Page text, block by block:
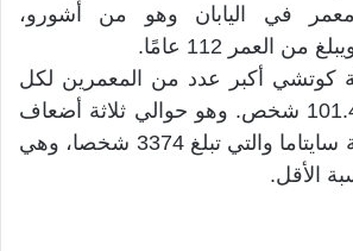
معمر في اليابان وهو من أشورو،
العمر 112 عامًا.
كوتشي أكبر عدد من المعمرين لكل
100 ألف نسمة 101.42 شخص. وهو حوالي ثلاثة أضعاف
النسبة في محافظة سايتاما والتي تبلغ 3374 شخصا، وهي
الأقل.